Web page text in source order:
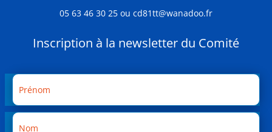
05 63 46 30 25 ou cd81tt@wanadoo.fr
Inscription à la newsletter du Comité